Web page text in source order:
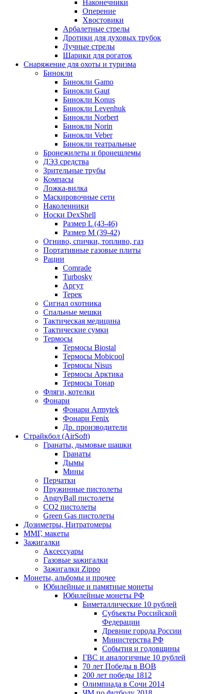
Наконечники
Оперение
Хвостовики
Арбалетные стрелы
Дротики для духовых трубок
Лучные стрелы
Шарики для рогаток
Снаряжение для охоты и туризма
Бинокли
Бинокли Gamo
Бинокли Gaut
Бинокли Konus
Бинокли Levenhuk
Бинокли Norbert
Бинокли Norin
Бинокли Veber
Бинокли театральные
Бронежилеты и бронешлемы
ДЭЗ средства
Зрительные трубы
Компасы
Ложка-вилка
Маскировочные сети
Наколенники
Носки DexShell
Размер L (43-46)
Размер M (39-42)
Огниво, спички, топливо, газ
Портативные газовые плиты
Рации
Comrade
Turbosky
Аргут
Терек
Сигнал охотника
Спальные мешки
Тактическая медицина
Тактические сумки
Термосы
Термосы Biostal
Термосы Mobicool
Термосы Nisus
Термосы Арктика
Термосы Тонар
Фляги, котелки
Фонари
Фонари Armytek
Фонари Fenix
Др. производители
Страйкбол (AirSoft)
Гранаты, дымовые шашки
Гранаты
Дымы
Мины
Перчатки
Пружинные пистолеты
AngryBall пистолеты
CO2 пистолеты
Green Gas пистолеты
Дозиметры, Нитратомеры
ММГ, макеты
Зажигалки
Аксессуары
Газовые зажигалки
Зажигалки Zippo
Монеты, альбомы и прочее
Юбилейные и памятные монеты
Юбилейные монеты РФ
Биметаллические 10 рублей
Субъекты Российской
Федерации
Древние города России
Министерства РФ
События и годовщины
ГВС и аналогичные 10 рублей
70 лет Победы в ВОВ
200 лет победы 1812
Олимпиада в Сочи 2014